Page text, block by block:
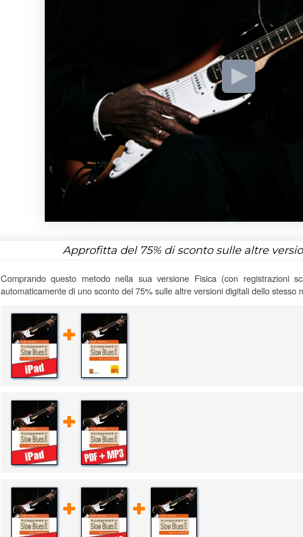
Approfitta del 75%di sconto sulle altre
Comprando questo metodo nella sua versione Fisica (con registrazioni
automaticamente di uno sconto del 75% sulle altre versioni digitali dello stesso